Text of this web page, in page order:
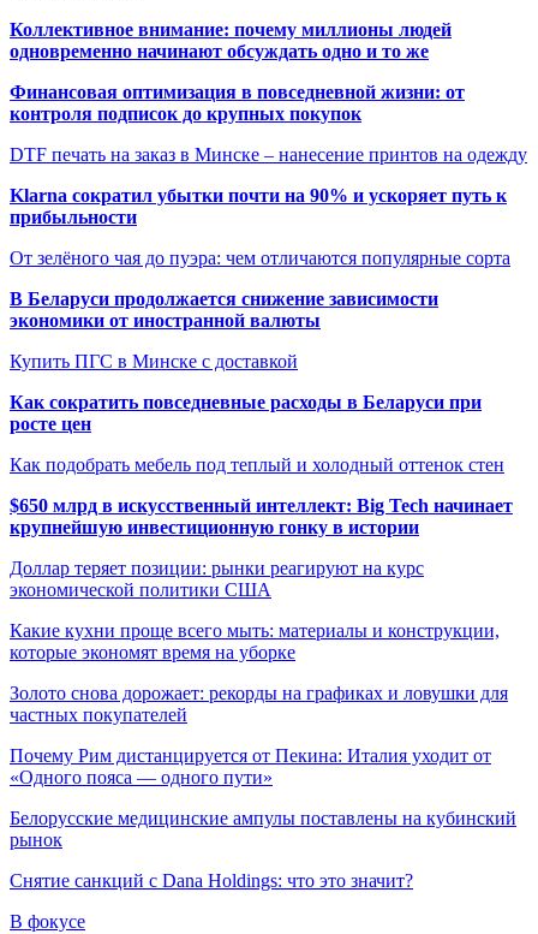
Коллективное внимание: почему миллионы людей
одновременно начинают обсуждать одно и то же
Финансовая оптимизация в повседневной жизни: от
контроля подписок до крупных покупок
DTF печать на заказ в Минске – нанесение принтов на одежду
Klarna сократил убытки почти на 90% и ускоряет путь к
прибыльности
От зелёного чая до пуэра: чем отличаются популярные сорта
В Беларуси продолжается снижение зависимости
экономики от иностранной валюты
Купить ПГС в Минске с доставкой
Как сократить повседневные расходы в Беларуси при
росте цен
Как подобрать мебель под теплый и холодный оттенок стен
$650 млрд в искусственный интеллект: Big Tech начинает
крупнейшую инвестиционную гонку в истории
Доллар теряет позиции: рынки реагируют на курс
экономической политики США
Какие кухни проще всего мыть: материалы и конструкции,
которые экономят время на уборке
Золото снова дорожает: рекорды на графиках и ловушки для
частных покупателей
Почему Рим дистанцируется от Пекина: Италия уходит от
«Одного пояса — одного пути»
Белорусские медицинские ампулы поставлены на кубинский
рынок
Снятие санкций с Dana Holdings: что это значит?
В фокусе